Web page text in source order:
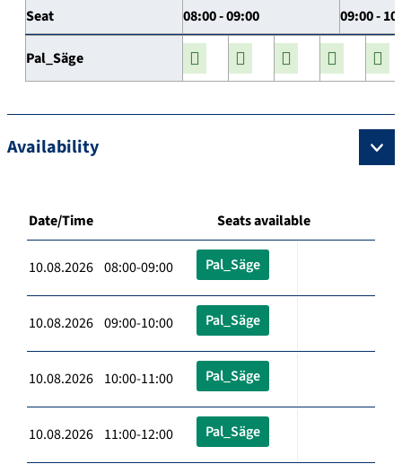
Seat 08:00 - 09:00 09:00 -
Pal_Säge
Availability
Date/Time Seats available
10.08.2026 08:00-09:00 Pal_Säge
10.08.2026 09:00-10:00 Pal_Säge
10.08.2026 10:00-11:00 Pal_Säge
10.08.2026 11:00-12:00 Pal_Säge